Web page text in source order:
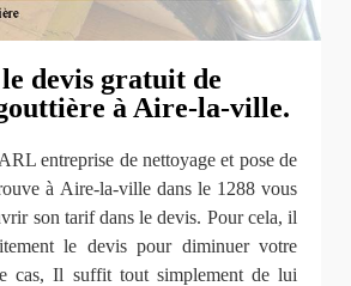
devis gratuit de
à Aire-la-ville.
entreprise de nettoyage et pose de
à Aire-la-ville dans le 1288 vous
son tarif dans le devis. Pour cela, il
le devis pour diminuer votre
cas, Il suffit tout simplement de lui